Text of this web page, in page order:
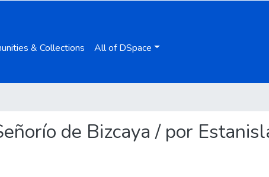
& Collections All of DSpace
de Bizcaya / por